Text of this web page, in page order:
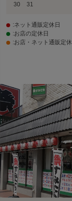
30 31
:ネット通販定休日
:お店の定休日
:お店・ネット通販定休